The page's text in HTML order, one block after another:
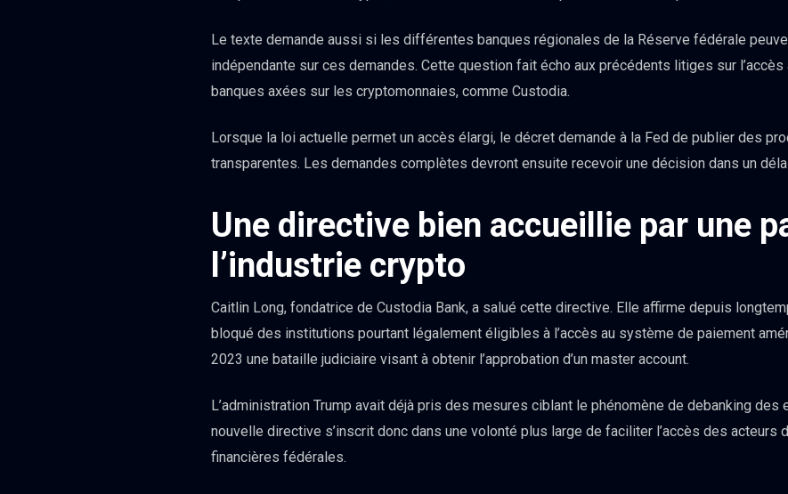
Le texte demande aussi si les différentes banques régionales de la Réserve fédérale
indépendante sur ces demandes. Cette question fait écho aux précédents litiges sur
banques axées sur les cryptomonnaies, comme Custodia.
Lorsque la loi actuelle permet un accès élargi, le décret demande à la Fed de publier des
transparentes. Les demandes complètes devront ensuite recevoir une décision dans un
Une directive bien accueillie par une
l’industrie crypto
Caitlin Long, fondatrice de Custodia Bank, a salué cette directive. Elle affirme depuis
bloqué des institutions pourtant légalement éligibles à l’accès au système de paiement
2023 une bataille judiciaire visant à obtenir l’approbation d’un master account.
L’administration Trump avait déjà pris des mesures ciblant le phénomène de debanking des
nouvelle directive s’inscrit donc dans une volonté plus large de faciliter l’accès des acteurs
financières fédérales.